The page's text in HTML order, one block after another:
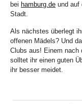
bei hamburg.de und auf
Stadt.
Als nächstes überlegt
offenen Mädels? Und
Clubs aus! Einem nach
solltet ihr einen guten
ihr besser meidet.